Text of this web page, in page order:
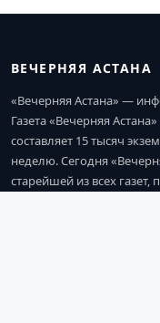
ВЕЧЕРНЯЯ АСТАНА
«Вечерняя Астана» —
Газета «Вечерняя
составляет 15 тысяч
неделю. Сегодня
старейшей из всех